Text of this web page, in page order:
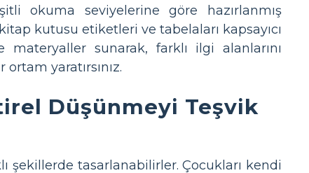
okuma seviyelerine göre hazırlanmış
kutusu etiketleri ve tabelaları kapsayıcı
sunarak, farklı ilgi alanlarını
yaratırsınız.
Düşünmeyi Teşvik
tasarlanabilirler. Çocukları kendi